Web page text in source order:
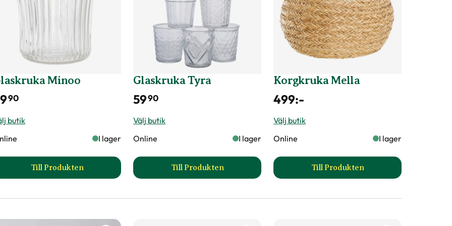
Minoo
90
butik
I lager
Till Produkten
till Glaskruka Minoo produktsida
Glaskruka Tyra
5990
Välj butik
Online
I lager
Till Produkten
till Glaskruka Tyra produktsida
Korgkruka Mella
499:-
Välj butik
Online
I lager
Till Produkten
till Korgkruka Mella